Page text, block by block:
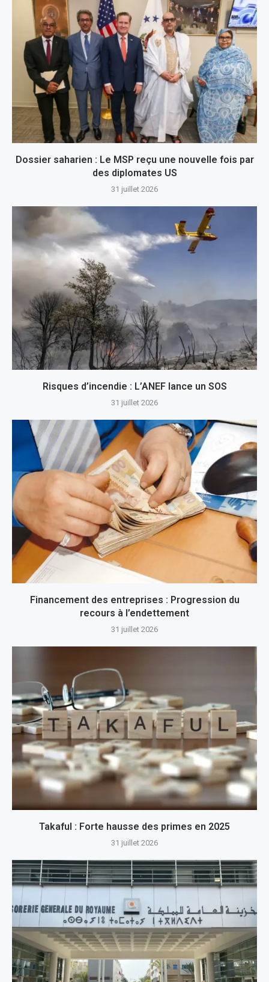
Dossier saharien : Le MSP reçu une nouvelle fois par
des diplomates US
31 juillet 2026
Risques d’incendie : L’ANEF lance un SOS
31 juillet 2026
Financement des entreprises : Progression du
recours à l’endettement
31 juillet 2026
Takaful : Forte hausse des primes en 2025
31 juillet 2026